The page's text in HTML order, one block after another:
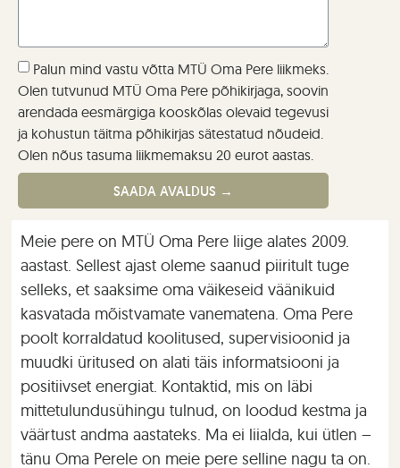
Palun mind vastu võtta MTÜ Oma Pere liikmeks.
Olen tutvunud MTÜ Oma Pere põhikirjaga, soovin
arendada eesmärgiga kooskõlas olevaid tegevusi
ja kohustun täitma põhikirjas sätestatud nõudeid.
Olen nõus tasuma liikmemaksu 20 eurot aastas.
SAADA AVALDUS →
Meie pere on MTÜ Oma Pere liige alates 2009.
aastast. Sellest ajast oleme saanud piiritult tuge
selleks, et saaksime oma väikeseid väänikuid
kasvatada mõistvamate vanematena. Oma Pere
poolt korraldatud koolitused, supervisioonid ja
muudki üritused on alati täis informatsiooni ja
positiivset energiat. Kontaktid, mis on läbi
mittetulundusühingu tulnud, on loodud kestma ja
väärtust andma aastateks. Ma ei liialda, kui ütlen –
tänu Oma Perele on meie pere selline nagu ta on.